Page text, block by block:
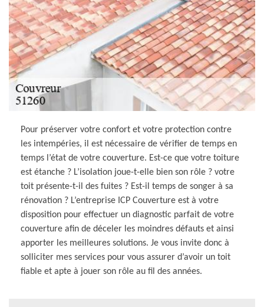
Pour préserver votre confort et votre protection contre
les intempéries, il est nécessaire de vérifier de temps en
temps l’état de votre couverture. Est-ce que votre toiture
est étanche ? L’isolation joue-t-elle bien son rôle ? votre
toit présente-t-il des fuites ? Est-il temps de songer à sa
rénovation ? L’entreprise ICP Couverture est à votre
disposition pour effectuer un diagnostic parfait de votre
couverture afin de déceler les moindres défauts et ainsi
apporter les meilleures solutions. Je vous invite donc à
solliciter mes services pour vous assurer d’avoir un toit
fiable et apte à jouer son rôle au fil des années.